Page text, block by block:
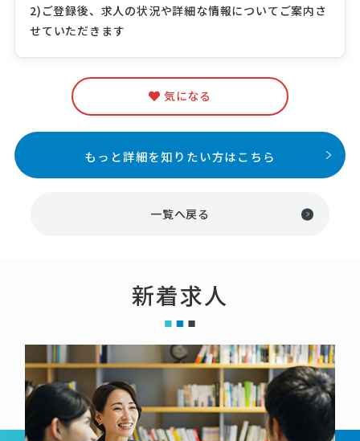
2)ご登録後、求人の状況や詳細な情報についてご案内さ
せていただきます
気になる
もっと詳細を知りたい方はこちら
一覧へ戻る
新着求人